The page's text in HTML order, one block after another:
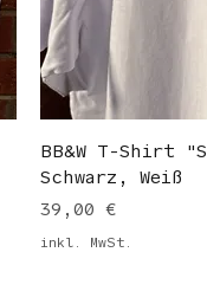
BB&W T-Shirt
Schwarz, Weiß
Preis
39,00 €
inkl. MwSt.